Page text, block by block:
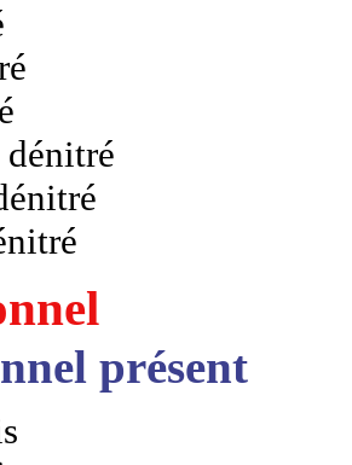
dénitré
présent